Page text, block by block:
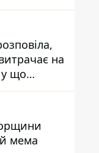
на
у що
мема